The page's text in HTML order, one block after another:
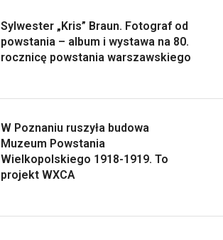
Sylwester „Kris” Braun. Fotograf od
powstania – album i wystawa na 80.
rocznicę powstania warszawskiego
W Poznaniu ruszyła budowa
Muzeum Powstania
Wielkopolskiego 1918-1919. To
projekt WXCA